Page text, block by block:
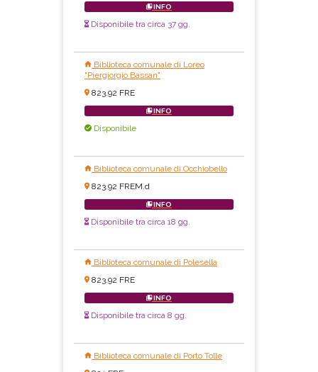
INFO
Disponibile tra circa 37 gg.
Biblioteca comunale di Loreo
"Piergiorgio Bassan"
823.92 FRE
INFO
Disponibile
Biblioteca comunale di Occhiobello
823.92 FREM.d
INFO
Disponibile tra circa 18 gg.
Biblioteca comunale di Polesella
823.92 FRE
INFO
Disponibile tra circa 8 gg.
Biblioteca comunale di Porto Tolle